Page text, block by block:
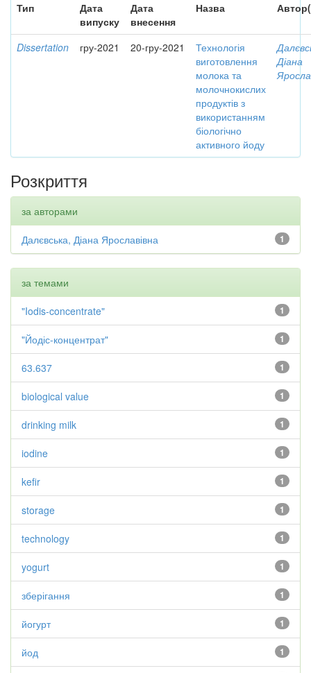
Тип
Дата
випуску
Дата
внесення
Назва
Dissertation гру-2021 20-гру-2021
Технологія
виготовлення
молока та
молочнокислих
продуктів з
використанням
біологічно
активного йоду
Діана
Розкриття
за авторами
1
Далєвська, Діана Ярославівна
за темами
1
"Iodis-concentrate"
1
"Йодіс-концентрат"
1
63.637
1
biological value
1
drinking milk
1
iodine
1
kefir
1
storage
1
technology
1
yogurt
1
зберігання
1
йогурт
1
йод